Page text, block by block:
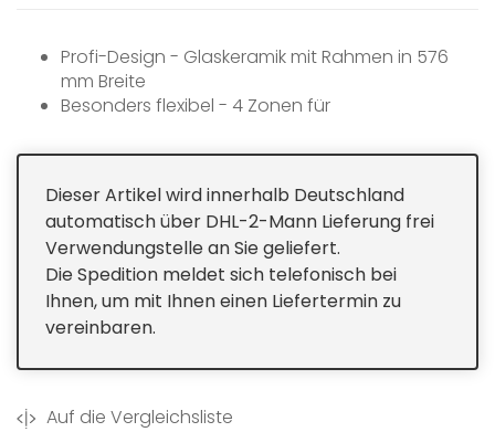
Profi-Design - Glaskeramik mit Rahmen in 576
mm Breite
Besonders flexibel - 4 Zonen für
Einfache und direkte Steuerung - Bedienung
Großes Leistungsspektrum - Warmhaltefunktion
und TwinBooster
Dieser Artikel wird innerhalb Deutschland
automatisch über DHL-2-Mann Lieferung frei
Verwendungstelle an Sie geliefert.
Die Spedition meldet sich telefonisch bei
Ihnen, um mit Ihnen einen Liefertermin zu
vereinbaren.
Auf die Vergleichsliste